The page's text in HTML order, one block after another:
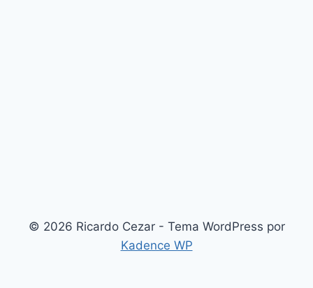
© 2026 Ricardo Cezar - Tema WordPress por
Kadence WP